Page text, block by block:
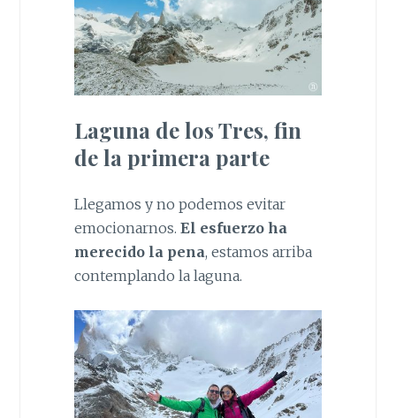
Laguna de los Tres, fin
de la primera parte
Llegamos y no podemos evitar
emocionarnos. El esfuerzo ha
merecido la pena, estamos arriba
contemplando la laguna.